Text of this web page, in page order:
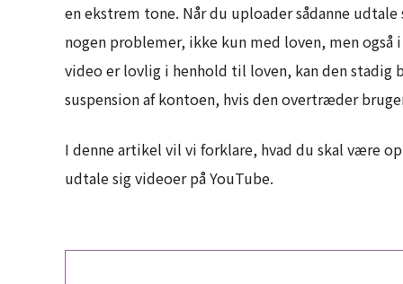
en ekstrem tone. Når du uploader sådanne
nogen problemer, ikke kun med loven, men
video er lovlig i henhold til loven, kan den stadig
suspension af kontoen, hvis den overtræder
I denne artikel vil vi forklare, hvad du skal være
udtale sig videoer på YouTube.